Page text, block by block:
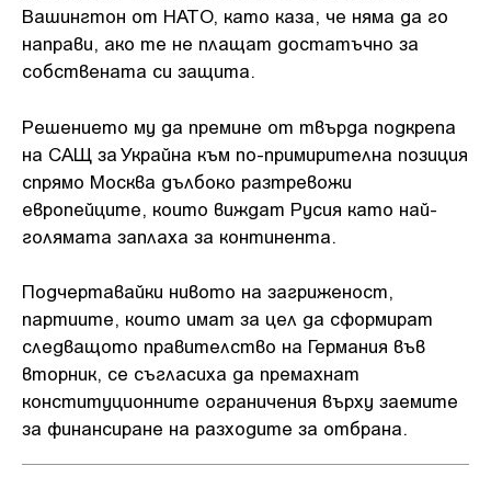
Вашингтон от НАТО, като каза, че няма да го
направи, ако те не плащат достатъчно за
собствената си защита.
Решението му да премине от твърда подкрепа
на САЩ за Украйна към по-примирителна позиция
спрямо Москва дълбоко разтревожи
европейците, които виждат Русия като най-
голямата заплаха за континента.
Подчертавайки нивото на загриженост,
партиите, които имат за цел да сформират
следващото правителство на Германия във
вторник, се съгласиха да премахнат
конституционните ограничения върху заемите
за финансиране на разходите за отбрана.